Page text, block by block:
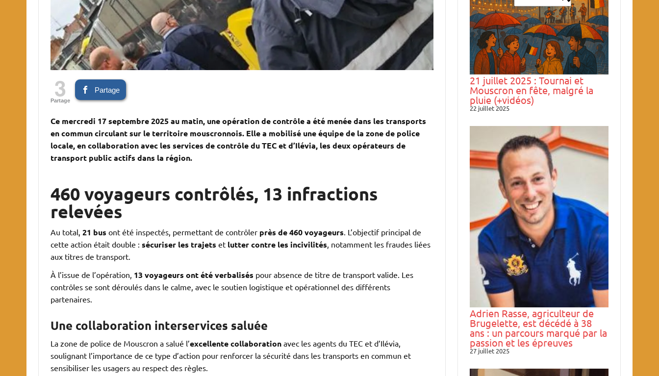
3
Partage
Partage
Ce mercredi 17 septembre 2025 au matin, une opération de contrôle a été menée dans les transports
en commun circulant sur le territoire mouscronnois. Elle a mobilisé une équipe de la zone de police
locale, en collaboration avec les services de contrôle du TEC et d’Ilévia, les deux opérateurs de
transport public actifs dans la région.
460 voyageurs contrôlés, 13 infractions
relevées
Au total, 21 bus ont été inspectés, permettant de contrôler près de 460 voyageurs. L’objectif principal de
cette action était double : sécuriser les trajets et lutter contre les incivilités, notamment les fraudes liées
aux titres de transport.
À l’issue de l’opération, 13 voyageurs ont été verbalisés pour absence de titre de transport valide. Les
contrôles se sont déroulés dans le calme, avec le soutien logistique et opérationnel des différents
partenaires.
Une collaboration interservices saluée
La zone de police de Mouscron a salué l’excellente collaborationavec les agents du TEC et d’Ilévia,
soulignant l’importance de ce type d’action pour renforcer la sécurité dans les transports en commun et
sensibiliser les usagers au respect des règles.
21 juillet 2025 : Tournai et
Mouscron en fête, malgré la
pluie (+vidéos)
22 juillet 2025
Adrien Rasse, agriculteur de
Brugelette, est décédé à 38
ans : un parcours marqué par la
passion et les épreuves
27 juillet 2025